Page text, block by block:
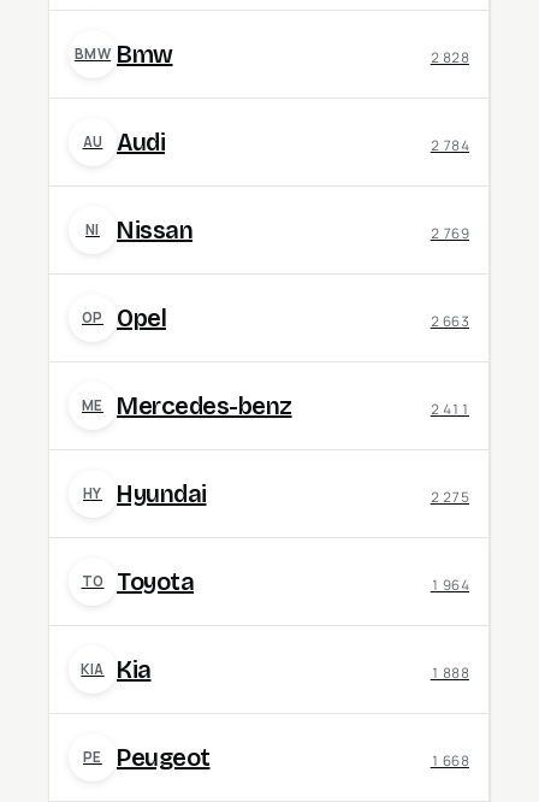
BMW Bmw 2 828
AU Audi 2 784
NI Nissan 2 769
OP Opel 2 663
ME Mercedes-benz 2 411
HY Hyundai 2 275
TO Toyota 1 964
KIA Kia 1 888
PE Peugeot 1 668